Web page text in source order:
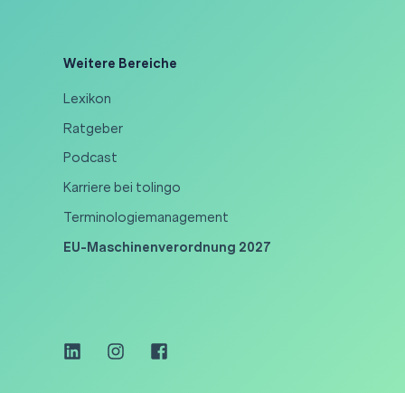
Weitere Bereiche
Lexikon
Ratgeber
Podcast
Karriere bei tolingo
Terminologiemanagement
EU-Maschinenverordnung 2027